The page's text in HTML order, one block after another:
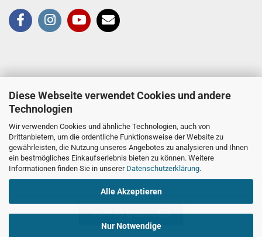
Diese Webseite verwendet Cookies und andere
Technologien
Wir verwenden Cookies und ähnliche Technologien, auch von
Drittanbietern, um die ordentliche Funktionsweise der Website zu
gewährleisten, die Nutzung unseres Angebotes zu analysieren und Ihnen
ein bestmögliches Einkaufserlebnis bieten zu können. Weitere
Informationen finden Sie in unserer Datenschutzerklärung.
Alle Akzeptieren
Nur Notwendige
Vertrag widerrufen